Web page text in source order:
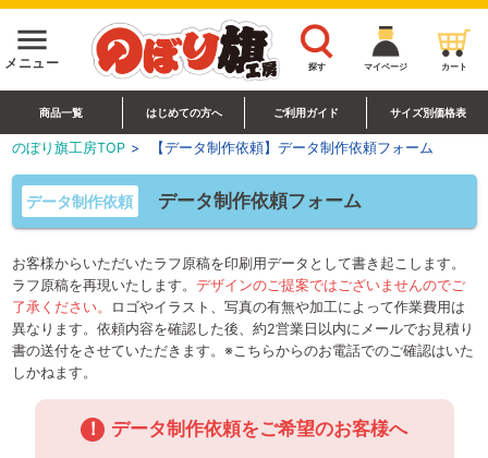
menu
メニュー 探す マイページ カート
商品一覧 はじめての方へ ご利用ガイド サイズ別価格表
のぼり旗工房TOP > 【データ制作依頼】データ制作依頼フォーム
データ制作依頼 データ制作依頼フォーム
お客様からいただいたラフ原稿を印刷用データとして書き起こします。
ラフ原稿を再現いたします。 デザインのご提案ではございませんのでご
了承ください。
ロゴやイラスト、写真の有無や加工によって作業費用は
異なります。依頼内容を確認した後、約2営業日以内にメールでお見積り
書の送付をさせていただきます。※こちらからのお電話でのご確認はいた
しかねます。
！ データ制作依頼をご希望のお客様へ